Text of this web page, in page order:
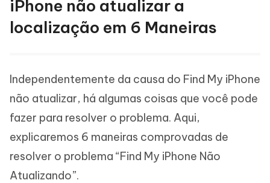
iPhone não atualizar a
localização em 6 Maneiras
Independentemente da causa do Find My iPhone
não atualizar, há algumas coisas que você pode
fazer para resolver o problema. Aqui,
explicaremos 6 maneiras comprovadas de
resolver o problema “Find My iPhone Não
Atualizando”.